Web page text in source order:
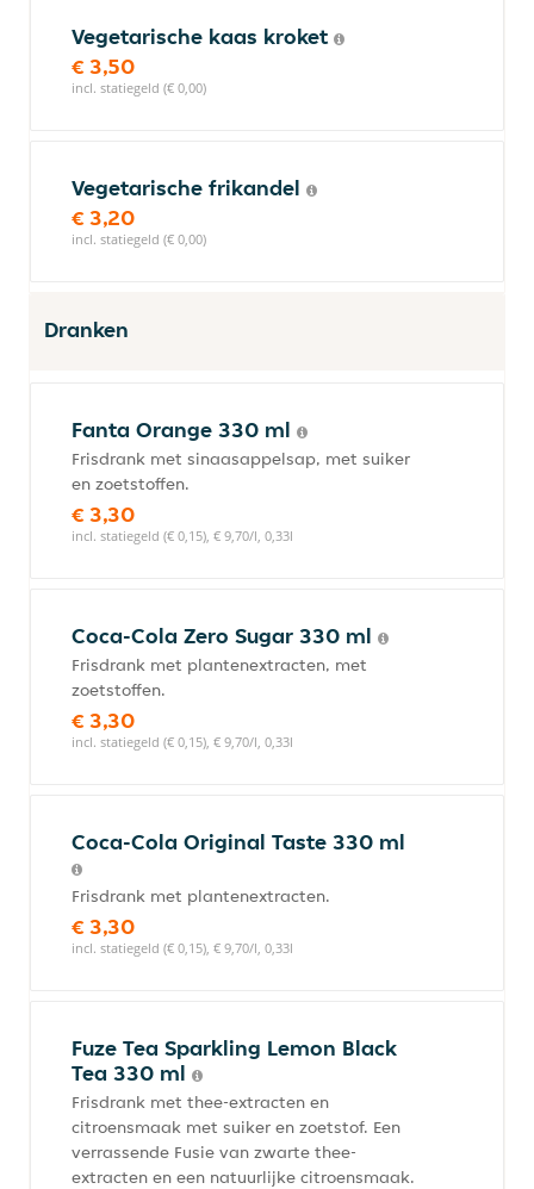
Vegetarische kaas kroket
€ 3,50
incl. statiegeld (€ 0,00)
Vegetarische frikandel
€ 3,20
incl. statiegeld (€ 0,00)
Dranken
Fanta Orange 330 ml
Frisdrank met sinaasappelsap, met suiker
en zoetstoffen.
€ 3,30
incl. statiegeld (€ 0,15), € 9,70/l, 0,33l
Coca-Cola Zero Sugar 330 ml
Frisdrank met plantenextracten, met
zoetstoffen.
€ 3,30
incl. statiegeld (€ 0,15), € 9,70/l, 0,33l
Coca-Cola Original Taste 330 ml
Frisdrank met plantenextracten.
€ 3,30
incl. statiegeld (€ 0,15), € 9,70/l, 0,33l
Fuze Tea Sparkling Lemon Black
Tea 330 ml
Frisdrank met thee-extracten en
citroensmaak met suiker en zoetstof. Een
verrassende Fusie van zwarte thee-
extracten en een natuurlijke citroensmaak.